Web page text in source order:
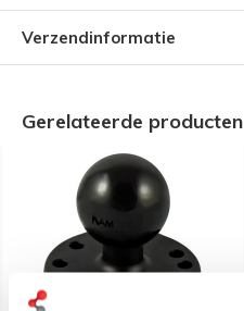
Verzendinformatie
Gerelateerde producten